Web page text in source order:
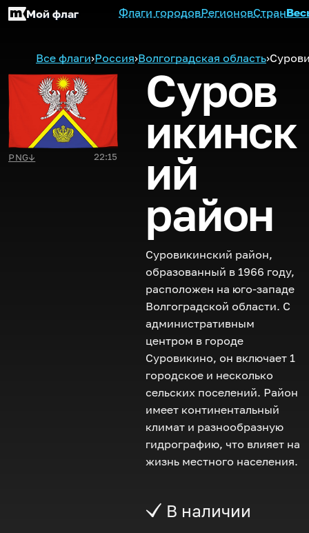
Мой флаг Флаги городовРегионовСтран
Все флаги›Россия›Волгоградская область›
PNG↓ 22:15
Суров
икинск
ий
район
Суровикинский район,
образованный в 1966 году,
расположен на юго-западе
Волгоградской области. С
административным
центром в городе
Суровикино, он включает 1
городское и несколько
сельских поселений. Район
имеет континентальный
климат и разнообразную
гидрографию, что влияет на
жизнь местного населения.
В наличии